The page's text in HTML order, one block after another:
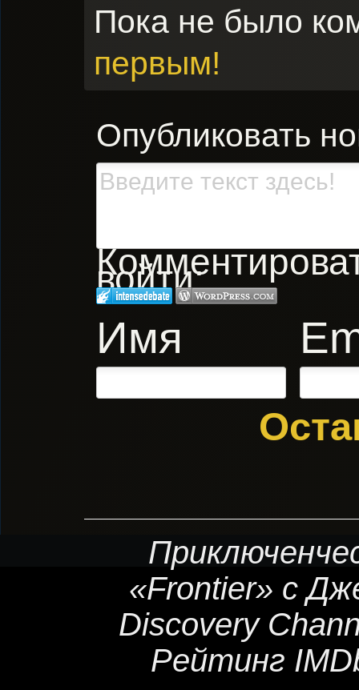
Пока не было
первым!
Опубликовать
войти:
Имя
«Frontier» с
Discovery
Рейтинг